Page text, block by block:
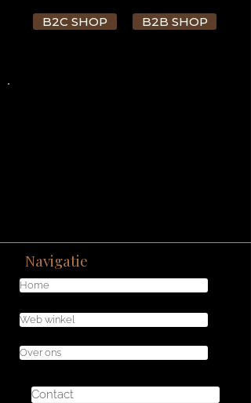
B2C SHOP B2B SHOP
Navigatie
Home
Web winkel
Over ons
Contact